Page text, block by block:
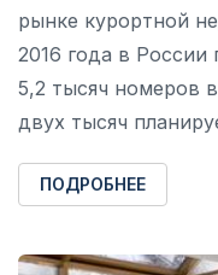
рынке курортной
2016 года в
5,2 тысяч номеров
двух тысяч
ПОДРОБНЕЕ